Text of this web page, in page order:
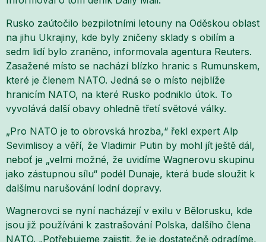
Rusko zaútočilo bezpilotními letouny na Oděskou oblast
na jihu Ukrajiny, kde byly zničeny sklady s obilím a
sedm lidí bylo zraněno, informovala agentura Reuters.
Zasažené místo se nachází blízko hranic s Rumunskem,
které je členem NATO. Jedná se o místo nejblíže
hranicím NATO, na které Rusko podniklo útok. To
vyvolává další obavy ohledně třetí světové války.
„Pro NATO je to obrovská hrozba,“ řekl expert Alp
Sevimlisoy a věří, že Vladimir Putin by mohl jít ještě dál,
neboť je „velmi možné, že uvidíme Wagnerovu skupinu
jako zástupnou sílu“ podél Dunaje, která bude sloužit k
dalšímu narušování lodní dopravy.
Wagnerovci se nyní nacházejí v exilu v Bělorusku, kde
jsou již používáni k zastrašování Polska, dalšího člena
NATO. „Potřebujeme zajistit, že je dostatečně odradíme,